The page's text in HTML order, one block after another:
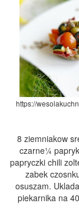
https://
8 ziemniakow
czarne¼
papryczki chili
zabek
osuszam.
piekarnika na